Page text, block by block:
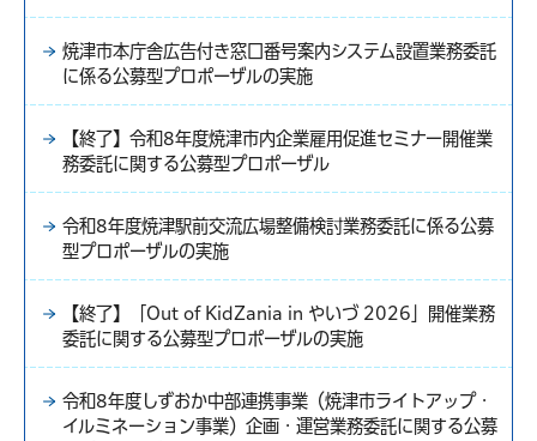
焼津市本庁舎広告付き窓口番号案内システム設置業務委託
に係る公募型プロポーザルの実施
【終了】令和8年度焼津市内企業雇用促進セミナー開催業
務委託に関する公募型プロポーザル
令和8年度焼津駅前交流広場整備検討業務委託に係る公募
型プロポーザルの実施
【終了】「Out of KidZania in やいづ 2026」開催業務
委託に関する公募型プロポーザルの実施
令和8年度しずおか中部連携事業（焼津市ライトアップ・
イルミネーション事業）企画・運営業務委託に関する公募